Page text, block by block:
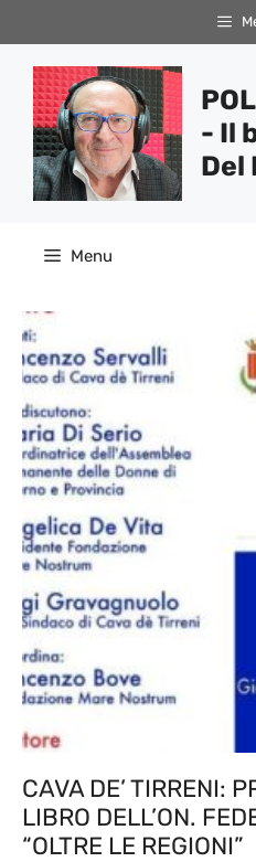
al
contenuto
- Il
Del
Menu
CAVA DE’ TIRRENI:
LIBRO DELL’ON.
“OLTRE LE REGIONI”